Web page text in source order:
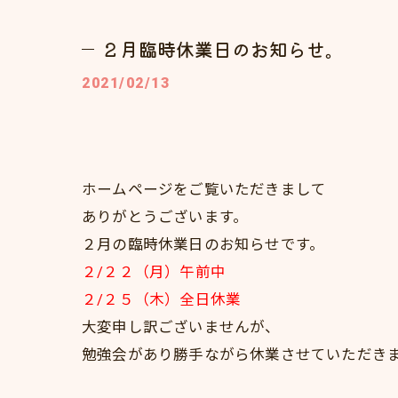
２月臨時休業日のお知らせ。
2021/02/13
ホームページをご覧いただきまして
ありがとうございます。
２月の臨時休業日のお知らせです。
２/２２（月）午前中
２/２５（木）全日休業
大変申し訳ございませんが、
勉強会があり勝手ながら休業させていただき